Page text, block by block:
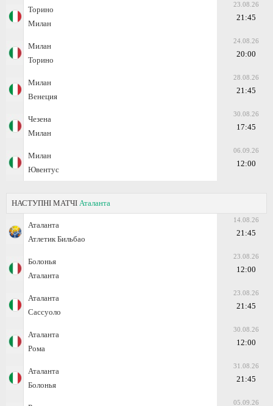
Торино
Милан
23.08.26
21:45
Милан
Торино
24.08.26
20:00
Милан
Венеция
28.08.26
21:45
Чезена
Милан
30.08.26
17:45
Милан
Ювентус
06.09.26
12:00
НАСТУПНІ МАТЧІ Аталанта
Аталанта
Атлетик Бильбао
14.08.26
21:45
Болонья
Аталанта
23.08.26
12:00
Аталанта
Сассуоло
23.08.26
21:45
Аталанта
Рома
30.08.26
12:00
Аталанта
Болонья
31.08.26
21:45
05.09.26